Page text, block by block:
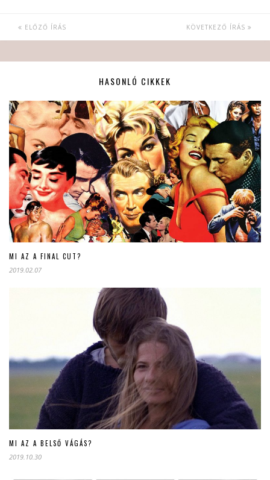
ELŐZŐ ÍRÁS KÖVETKEZŐ ÍRÁS
HASONLÓ CIKKEK
MI AZ A FINAL CUT?
2019.02.07
MI AZ A BELSŐ VÁGÁS?
2019.10.30